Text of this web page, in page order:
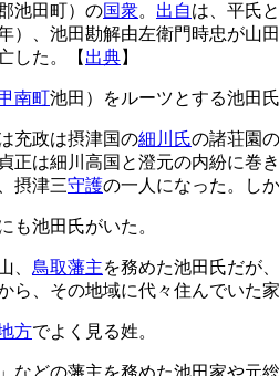
池田町）の国衆。 出自は、平氏
）、池田勘解由左衛門時忠が山田
した。【 出典】
南町池田）をルーツとする池田
充政は摂津国の細川氏の諸荘園の
正は細川高国と澄元の内紛に巻
摂津三守護の一人になった。し
も池田氏がいた。
、 鳥取藩主を務めた池田氏だが
ら、その地域に代々住んでいた
方でよく見る姓。
」などの藩主を務めた池田家や元